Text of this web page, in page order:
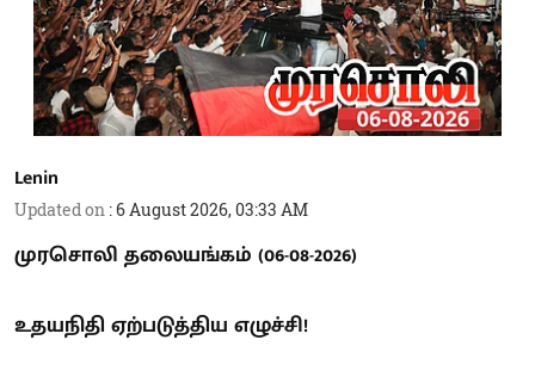
Lenin
Updated on :6 August 2026, 03:33 AM
முரசொலி தலையங்கம் (06-08-2026)
உதயநிதி ஏற்படுத்திய எழுச்சி!